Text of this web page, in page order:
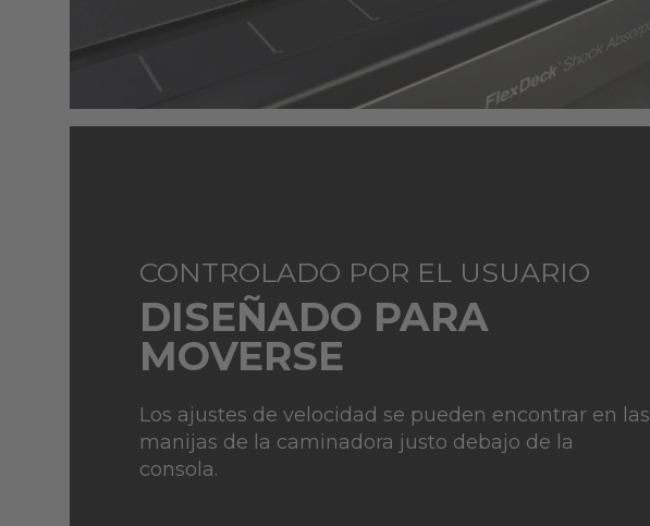
CONTROLADO POR EL USUARIO
DISEÑADO PARA
MOVERSE
Los ajustes de velocidad se pueden encontrar en las
manijas de la caminadora justo debajo de la
consola.